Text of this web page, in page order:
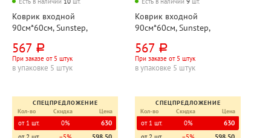
Коврик входной
90см*60см, Sunstep,
полипропилен
567 руб.
При заказе от 5 штук
в упаковке 5 штук
СПЕЦПРЕДЛОЖЕНИЕ
Кол-во
Скидка Цена
от 1 шт. 0%
630
Коврик входной
90см*60см, Sunstep,
полипропилен
567 руб.
При заказе от 5 штук
в упаковке 5 штук
СПЕЦПРЕДЛОЖЕНИЕ
Кол-во
Скидка Цена
от 1 шт. 0%
630